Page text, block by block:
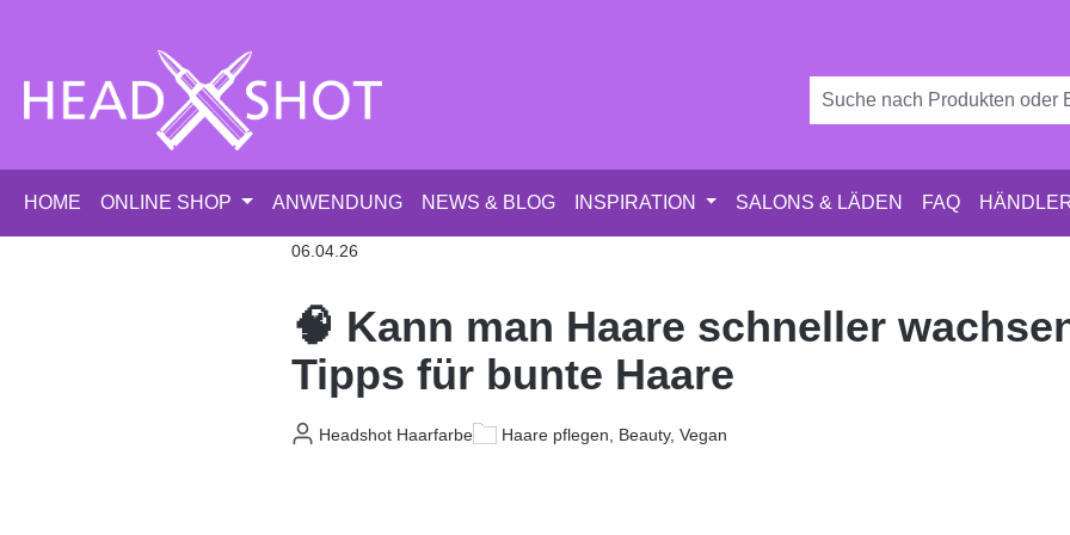
HOME ONLINE SHOP ANWENDUNG NEWS & BLOG INSPIRATION SALONS & LÄDEN FAQ
06.04.26
🧠 Kann man Haare schneller
Tipps für bunte Haare
Headshot Haarfarbe Haare pflegen, Beauty, Vegan